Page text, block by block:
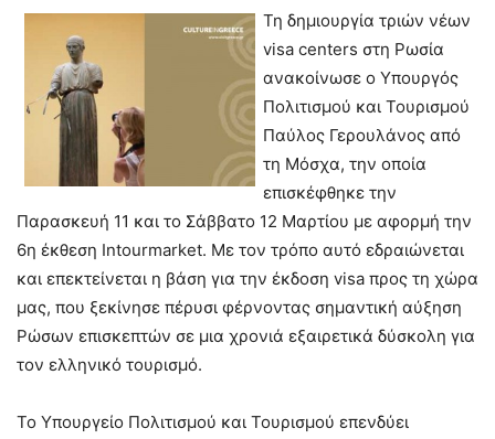
Τη δημιουργία τριών νέων
visa centers στη Ρωσία
ανακοίνωσε ο Υπουργός
Πολιτισμού και Τουρισμού
Παύλος Γερουλάνος από
τη Μόσχα, την οποία
επισκέφθηκε την
Παρασκευή 11 και το Σάββατο 12 Μαρτίου με αφορμή την
6η έκθεση Intourmarket. Με τον τρόπο αυτό εδραιώνεται
και επεκτείνεται η βάση για την έκδοση visa προς τη χώρα
μας, που ξεκίνησε πέρυσι φέρνοντας σημαντική αύξηση
Ρώσων επισκεπτών σε μια χρονιά εξαιρετικά δύσκολη για
τον ελληνικό τουρισμό.
Το Υπουργείο Πολιτισμού και Τουρισμού επενδύει